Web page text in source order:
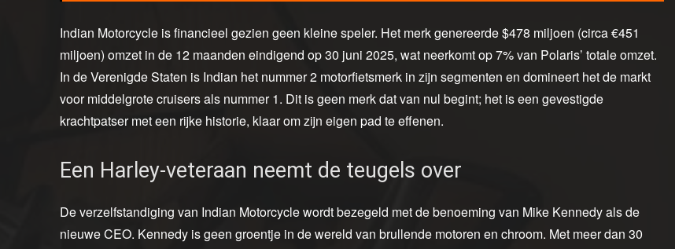
Indian Motorcycle is financieel gezien geen kleine speler. Het merk genereerde $478 miljoen (circa €451
miljoen) omzet in de 12 maanden eindigend op 30 juni 2025, wat neerkomt op 7% van Polaris’ totale omzet.
In de Verenigde Staten is Indian het nummer 2 motorfietsmerk in zijn segmenten en domineert het de markt
voor middelgrote cruisers als nummer 1. Dit is geen merk dat van nul begint; het is een gevestigde
krachtpatser met een rijke historie, klaar om zijn eigen pad te effenen.
Een Harley-veteraan neemt de teugels over
De verzelfstandiging van Indian Motorcycle wordt bezegeld met de benoeming van Mike Kennedy als de
nieuwe CEO. Kennedy is geen groentje in de wereld van brullende motoren en chroom. Met meer dan 30